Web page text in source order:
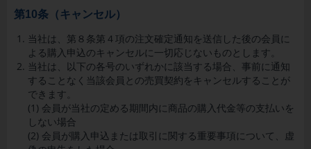
第10条（キャンセル）
当社は、第８条第４項の注文確定通知を送信した後の会員に
よる購入申込のキャンセルに一切応じないものとします。
当社は、以下の各号のいずれかに該当する場合、事前に通知
することなく当該会員との売買契約をキャンセルすることが
できます。
(1) 会員が当社の定める期間内に商品の購入代金等の支払いを
しない場合
(2) 会員が購入申込または取引に関する重要事項について、虚